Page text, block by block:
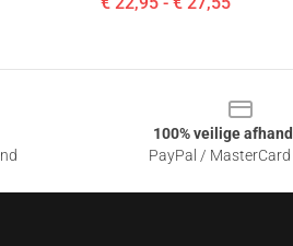
100% veilige
PayPal /